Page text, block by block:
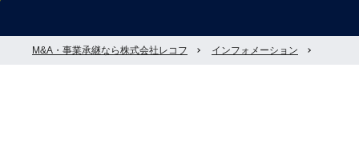
M&A・事業承継なら株式会社レコフ インフォメーション